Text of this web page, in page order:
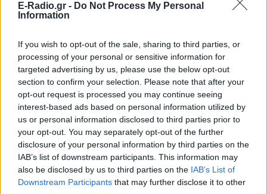
E-Radio.gr - Do Not Process My Personal
Information
If you wish to opt-out of the sale, sharing to third parties, or
processing of your personal or sensitive information for
targeted advertising by us, please use the below opt-out
section to confirm your selection. Please note that after your
opt-out request is processed you may continue seeing
interest-based ads based on personal information utilized by
us or personal information disclosed to third parties prior to
your opt-out. You may separately opt-out of the further
disclosure of your personal information by third parties on the
IAB’s list of downstream participants. This information may
also be disclosed by us to third parties on the IAB’s List of
Downstream Participants that may further disclose it to other
ΔΕΙΤΕ ΕΠΙΣΗΣ
ΣΤΗΝ ΙΔΙΑ ΚΑΤΗΓΟΡΙΑ